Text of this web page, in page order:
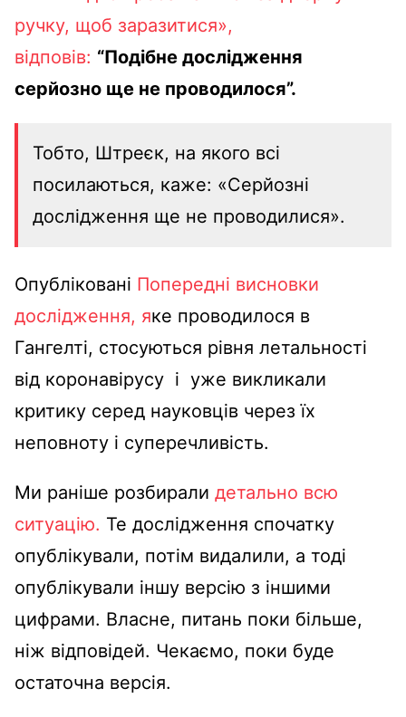
ручку, щоб заразитися»,
відповів: “Подібне дослідження
серйозно ще не проводилося”.
Тобто, Штреєк, на якого всі
посилаються, каже: «Серйозні
дослідження ще не проводилися».
Опубліковані Попередні висновки
дослідження, яке проводилося в
Гангелті, стосуються рівня летальності
від коронавірусу і уже викликали
критику серед науковців через їх
неповноту і суперечливість.
Ми раніше розбирали детально всю
ситуацію. Те дослідження спочатку
опублікували, потім видалили, а тоді
опублікували іншу версію з іншими
цифрами. Власне, питань поки більше,
ніж відповідей. Чекаємо, поки буде
остаточна версія.